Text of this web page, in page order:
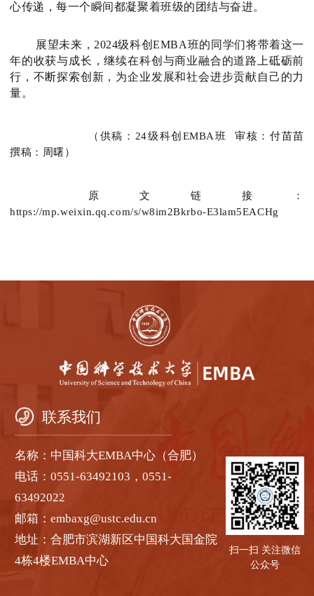
心传递，每一个瞬间都凝聚着班级的团结与奋进。
展望未来，2024级科创EMBA班的同学们将带着这一
年的收获与成长，继续在科创与商业融合的道路上砥砺前
行，不断探索创新，为企业发展和社会进步贡献自己的力
量。
（供稿：24级科创EMBA班
审核：付苗苗
撰稿：周曙）
原文链接：
https://mp.weixin.qq.com/s/w8im2Bkrbo-E3lam5EACHg
联系我们
名称：中国科大EMBA中心（合肥）
电话：0551-63492103，0551-
63492022
邮箱：embaxg@ustc.edu.cn
地址：合肥市滨湖新区中国科大国金院
4栋4楼EMBA中心
扫一扫 关注微信
公众号